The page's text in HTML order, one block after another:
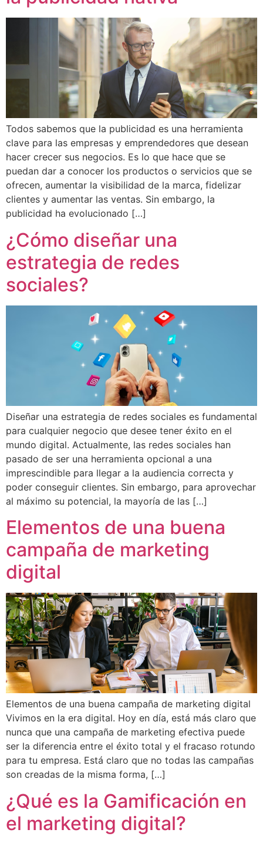
Todos sabemos que la publicidad es una herramienta
clave para las empresas y emprendedores que desean
hacer crecer sus negocios. Es lo que hace que se
puedan dar a conocer los productos o servicios que se
ofrecen, aumentar la visibilidad de la marca, fidelizar
clientes y aumentar las ventas. Sin embargo, la
publicidad ha evolucionado […]
¿Cómo diseñar una
estrategia de redes
sociales?
Diseñar una estrategia de redes sociales es fundamental
para cualquier negocio que desee tener éxito en el
mundo digital. Actualmente, las redes sociales han
pasado de ser una herramienta opcional a una
imprescindible para llegar a la audiencia correcta y
poder conseguir clientes. Sin embargo, para aprovechar
al máximo su potencial, la mayoría de las […]
Elementos de una buena
campaña de marketing
digital
Elementos de una buena campaña de marketing digital
Vivimos en la era digital. Hoy en día, está más claro que
nunca que una campaña de marketing efectiva puede
ser la diferencia entre el éxito total y el fracaso rotundo
para tu empresa. Está claro que no todas las campañas
son creadas de la misma forma, […]
¿Qué es la Gamificación en
el marketing digital?